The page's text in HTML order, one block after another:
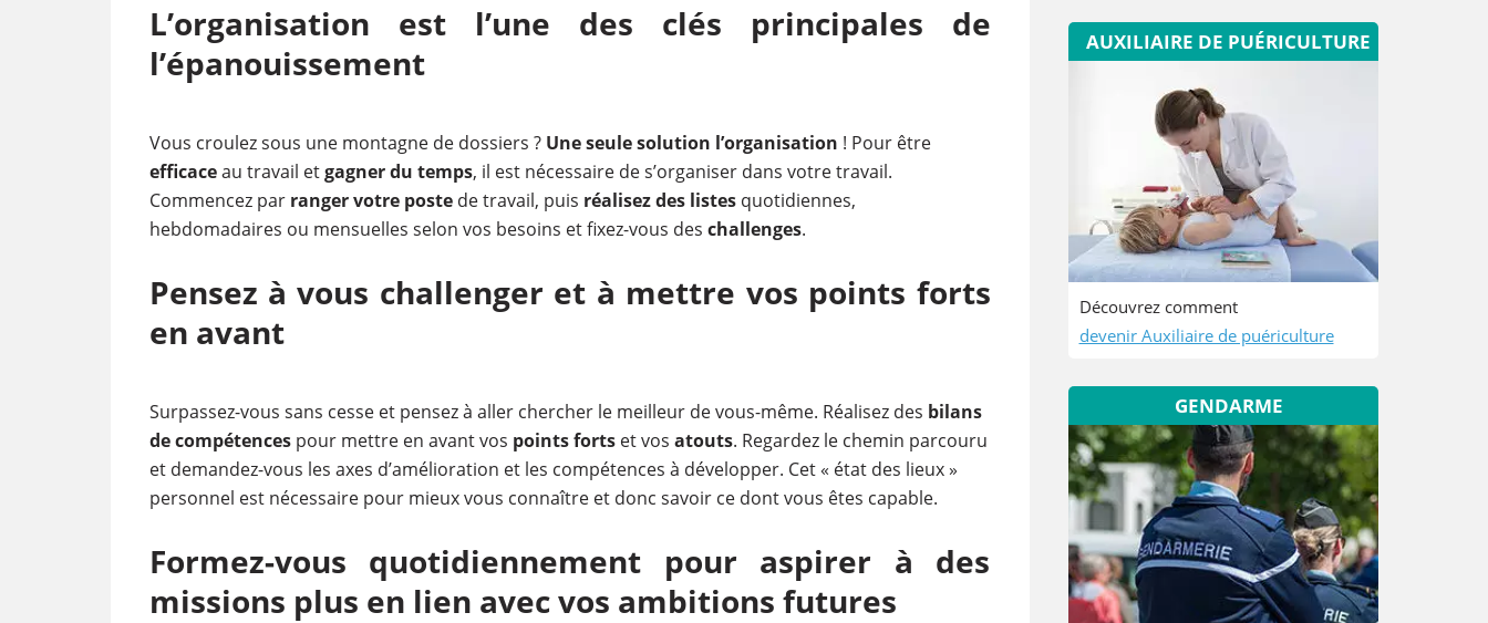
L’organisation est l’une des clés principales de
l’épanouissement
Vous croulez sous une montagne de dossiers ? Une seule solution l’organisation ! Pour être
efficaceau travail etgagner du temps, il est nécessaire de s’organiser dans votre travail.
Commencez par ranger votre postede travail, puis réalisez des listesquotidiennes,
hebdomadaires ou mensuelles selon vos besoins et fixez-vous des challenges.
Pensez à vous challenger et à mettre vos points forts
en avant
Surpassez-vous sans cesse et pensez à aller chercher le meilleur de vous-même. Réalisez des bilans
de compétencespour mettre en avant vos points fortset vos atouts. Regardez le chemin parcouru
et demandez-vous les axes d’amélioration et les compétences à développer. Cet « état des lieux »
personnel est nécessaire pour mieux vous connaître et donc savoir ce dont vous êtes capable.
Formez-vous quotidiennement pour aspirer à des
missions plus en lien avec vos ambitions futures
AUXILIAIRE DE PUÉRICULTURE
Découvrez comment
devenir Auxiliaire de puériculture
GENDARME